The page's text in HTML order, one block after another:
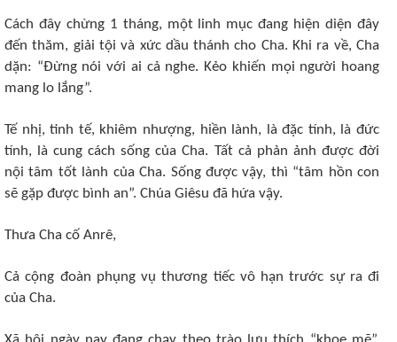
Cách đây chừng 1 tháng, một linh mục đang hiện diện đây
đến thăm, giải tội và xức dầu thánh cho Cha. Khi ra về, Cha
dặn: “Đừng nói với ai cả nghe. Kẻo khiến mọi người hoang
mang lo lắng”.
Tế nhị, tinh tế, khiêm nhượng, hiền lành, là đặc tính, là đức
tính, là cung cách sống của Cha. Tất cả phản ảnh được đời
nội tâm tốt lành của Cha. Sống được vậy, thì “tâm hồn con
sẽ gặp được bình an”. Chúa Giêsu đã hứa vậy.
Thưa Cha cố Anrê,
Cả cộng đoàn phụng vụ thương tiếc vô hạn trước sự ra đi
của Cha.